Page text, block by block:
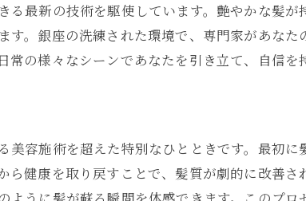
る最新の技術を駆使しています。艶やかな髪
す。銀座の洗練された環境で、専門家があな
の様々なシーンであなたを引き立て、自信を
美容施術を超えた特別なひとときです。最初
ら健康を取り戻すことで、髪質が劇的に改善